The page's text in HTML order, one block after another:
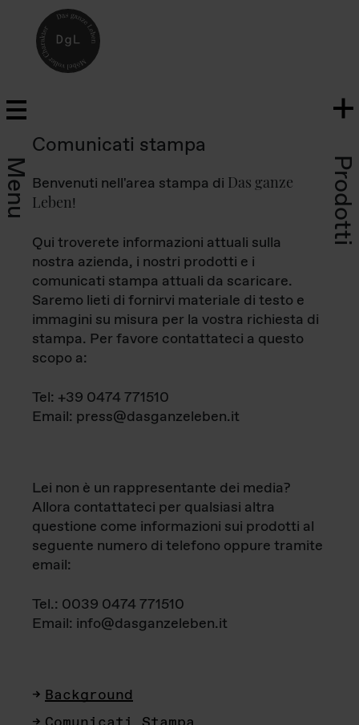
Menu Prodotti
Comunicati stampa
Benvenuti nell'area stampa di Das ganze
Leben!
Qui troverete informazioni attuali sulla
nostra azienda, i nostri prodotti e i
comunicati stampa attuali da scaricare.
Saremo lieti di fornirvi materiale di testo e
immagini su misura per la vostra richiesta di
stampa. Per favore contattateci a questo
scopo a:
Tel: +39 0474 771510
Email: press@dasganzeleben.it
Lei non è un rappresentante dei media?
Allora contattateci per qualsiasi altra
questione come informazioni sui prodotti al
seguente numero di telefono oppure tramite
email:
Tel.: 0039 0474 771510
Email: info@dasganzeleben.it
Background